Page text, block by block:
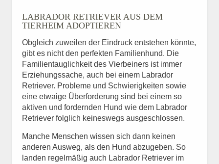
LABRADOR RETRIEVER AUS DEM
TIERHEIM ADOPTIEREN
Obgleich zuweilen der Eindruck entstehen könnte,
gibt es nicht den perfekten Familienhund. Die
Familientauglichkeit des Vierbeiners ist immer
Erziehungssache, auch bei einem Labrador
Retriever. Probleme und Schwierigkeiten sowie
eine etwaige Überforderung sind bei einem so
aktiven und fordernden Hund wie dem Labrador
Retriever folglich keineswegs ausgeschlossen.
Manche Menschen wissen sich dann keinen
anderen Ausweg, als den Hund abzugeben. So
landen regelmäßig auch Labrador Retriever im